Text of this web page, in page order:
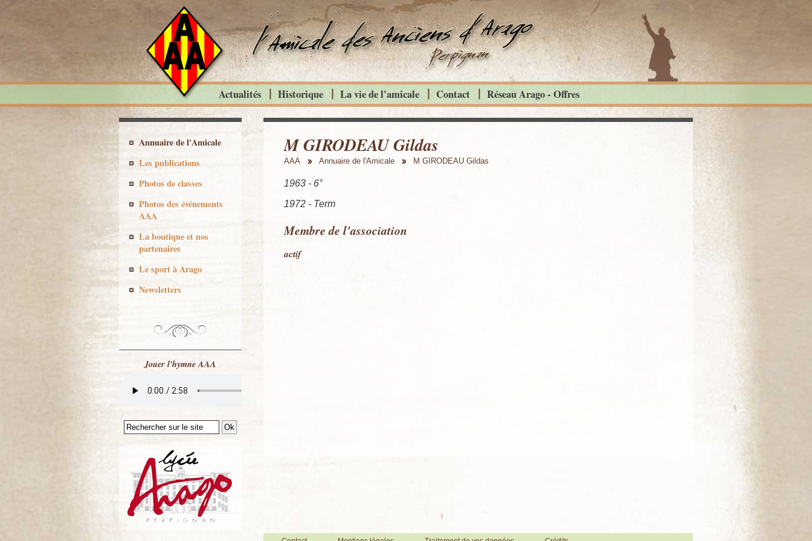
M GIRODEAU Gildas
AAA Annuaire de l'Amicale M GIRODEAU Gildas
1963 - 6°
1972 - Term
Membre de l'association
actif
Actualités Historique La vie de l'amicale Contact Réseau Arago - Offres
Annuaire de l'Amicale
Les publications
Photos de classes
Photos des événements
AAA
La boutique et nos
partenaires
Le sport à Arago
Newsletters
Jouer l'hymne AAA